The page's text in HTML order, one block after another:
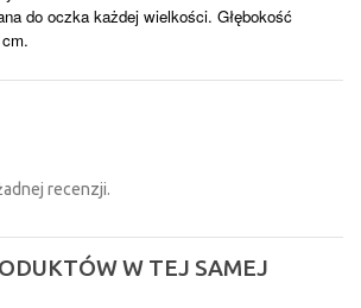
do oczka każdej wielkości.Głębokość
recenzji.
W TEJ SAMEJ